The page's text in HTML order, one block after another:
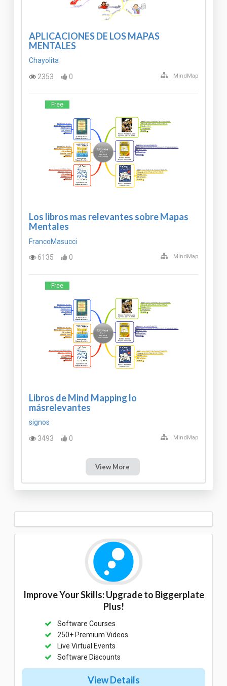
APLICACIONES DE LOS MAPAS
MENTALES
Chayolita
2353
0 MindMap
Free
Los libros mas relevantes sobre Mapas
Mentales
FrancoMasucci
6135
0 MindMap
Free
Libros de Mind Mapping lo
másrelevantes
signos
3493
0 MindMap
View More
Improve Your Skills: Upgrade to Biggerplate
Plus!
Software Courses
250+ Premium Videos
Live Virtual Events
Software Discounts
View Details